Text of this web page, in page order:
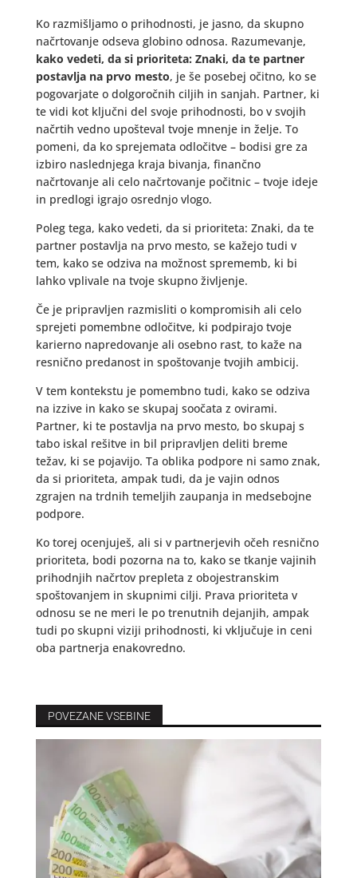
Ko razmišljamo o prihodnosti, je jasno, da skupno
načrtovanje odseva globino odnosa. Razumevanje,
kako vedeti, da si prioriteta: Znaki, da te partner
postavlja na prvo mesto, je še posebej očitno, ko se
pogovarjate o dolgoročnih ciljih in sanjah. Partner, ki
te vidi kot ključni del svoje prihodnosti, bo v svojih
načrtih vedno upošteval tvoje mnenje in želje. To
pomeni, da ko sprejemata odločitve – bodisi gre za
izbiro naslednjega kraja bivanja, finančno
načrtovanje ali celo načrtovanje počitnic – tvoje ideje
in predlogi igrajo osrednjo vlogo.
Poleg tega, kako vedeti, da si prioriteta: Znaki, da te
partner postavlja na prvo mesto, se kažejo tudi v
tem, kako se odziva na možnost sprememb, ki bi
lahko vplivale na tvoje skupno življenje.
Če je pripravljen razmisliti o kompromisih ali celo
sprejeti pomembne odločitve, ki podpirajo tvoje
karierno napredovanje ali osebno rast, to kaže na
resnično predanost in spoštovanje tvojih ambicij.
V tem kontekstu je pomembno tudi, kako se odziva
na izzive in kako se skupaj soočata z ovirami.
Partner, ki te postavlja na prvo mesto, bo skupaj s
tabo iskal rešitve in bil pripravljen deliti breme
težav, ki se pojavijo. Ta oblika podpore ni samo znak,
da si prioriteta, ampak tudi, da je vajin odnos
zgrajen na trdnih temeljih zaupanja in medsebojne
podpore.
Ko torej ocenjuješ, ali si v partnerjevih očeh resnično
prioriteta, bodi pozorna na to, kako se tkanje vajinih
prihodnjih načrtov prepleta z obojestranskim
spoštovanjem in skupnimi cilji. Prava prioriteta v
odnosu se ne meri le po trenutnih dejanjih, ampak
tudi po skupni viziji prihodnosti, ki vključuje in ceni
oba partnerja enakovredno.
POVEZANE VSEBINE